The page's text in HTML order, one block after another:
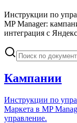
Инструкции по
MP Manager:
интеграция с
Кампании
Инструкции по
Маркета в MP
управление.